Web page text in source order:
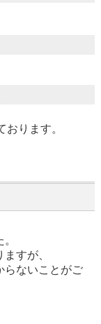
ります。
すが、
らないことがご